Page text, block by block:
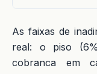
As faixas de
real: o piso
cobranca em